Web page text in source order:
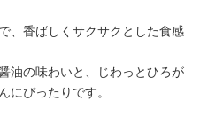
、香ばしくサクサクとした食感
油の味わいと、じわっとひろが
にぴったりです。